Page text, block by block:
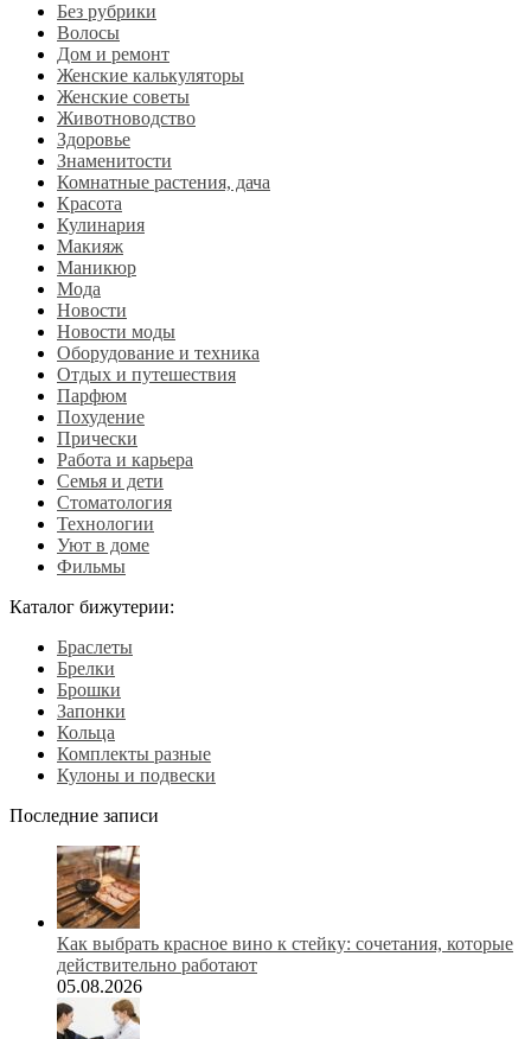
Без рубрики
Волосы
Дом и ремонт
Женские калькуляторы
Женские советы
Животноводство
Здоровье
Знаменитости
Комнатные растения, дача
Красота
Кулинария
Макияж
Маникюр
Мода
Новости
Новости моды
Оборудование и техника
Отдых и путешествия
Парфюм
Похудение
Прически
Работа и карьера
Семья и дети
Стоматология
Технологии
Уют в доме
Фильмы
Каталог бижутерии:
Браслеты
Брелки
Брошки
Запонки
Кольца
Комплекты разные
Кулоны и подвески
Последние записи
Как выбрать красное вино к стейку: сочетания, которые
действительно работают
05.08.2026